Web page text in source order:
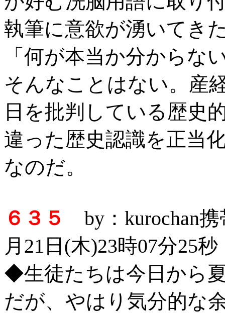
執筆に意欲が湧いてき
「何が本当か分からな
そんなことはない。産
日を批判している歴史
違った歴史認識を正当
なのだ。
６３５
by：kurochan
月21日(木)23時07分25秒
◆生徒たちは今日から
だが、やはり気分的な